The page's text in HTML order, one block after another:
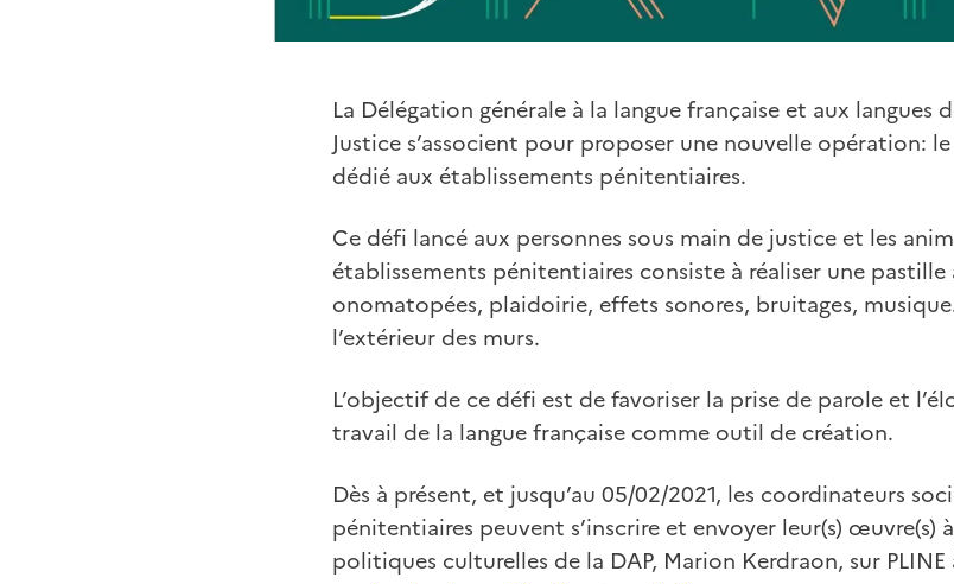
La Délégation générale à la langue française et aux langues
Justice s’associent pour proposer une nouvelle opération:
dédié aux établissements pénitentiaires.
Ce défi lancé aux personnes sous main de justice et les
établissements pénitentiaires consiste à réaliser une pastille
onomatopées, plaidoirie, effets sonores, bruitages,
l’extérieur des murs.
L’objectif de ce défi est de favoriser la prise de parole et
travail de la langue française comme outil de création.
Dès à présent, et jusqu’au 05/02/2021, les coordinateurs
pénitentiaires peuvent s’inscrire et envoyer leur(s) œuvre(s)
politiques culturelles de la DAP, Marion Kerdraon, sur PLINE